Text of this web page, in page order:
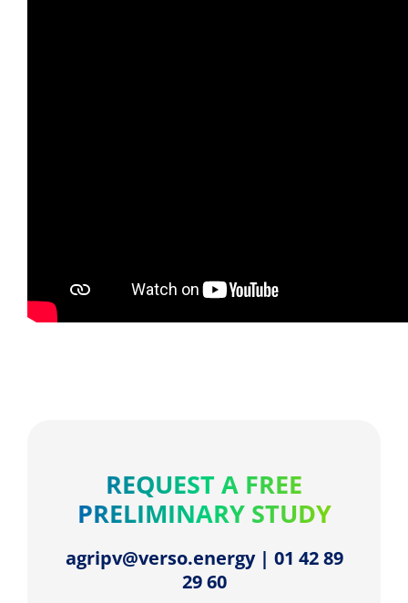
REQUEST A FREE
PRELIMINARY STUDY
agripv@verso.energy | 01 42 89
29 60